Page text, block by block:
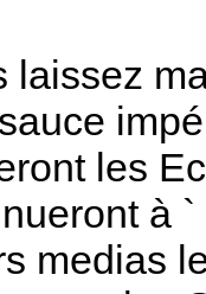
laissez
les
à `
medias